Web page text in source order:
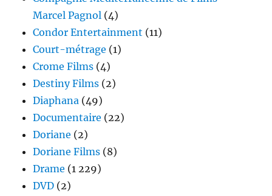
Marcel Pagnol (4)
Condor Entertainment (11)
Court-métrage (1)
Crome Films (4)
Destiny Films (2)
Diaphana (49)
Documentaire (22)
Doriane (2)
Doriane Films (8)
Drame (1 229)
DVD (2)